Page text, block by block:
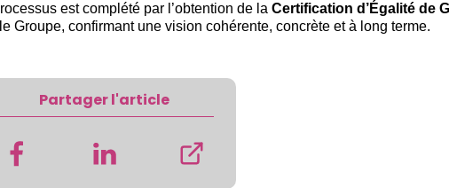
est complété par l’obtention de la Certification d’Égalité de
Groupe, confirmant une vision cohérente, concrète et à long terme.
Partager l'article